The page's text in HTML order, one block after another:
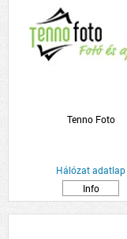
Tenno Foto
Hálózat adatlap
Info